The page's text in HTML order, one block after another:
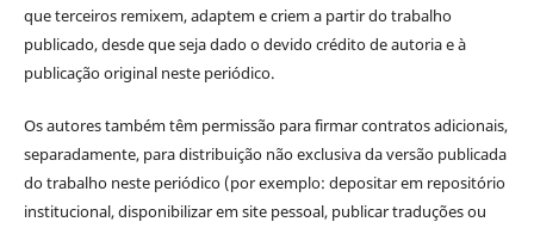
que terceiros remixem, adaptem e criem a partir do trabalho
publicado, desde que seja dado o devido crédito de autoria e à
publicação original neste periódico.
Os autores também têm permissão para firmar contratos adicionais,
separadamente, para distribuição não exclusiva da versão publicada
do trabalho neste periódico (por exemplo: depositar em repositório
institucional, disponibilizar em site pessoal, publicar traduções ou